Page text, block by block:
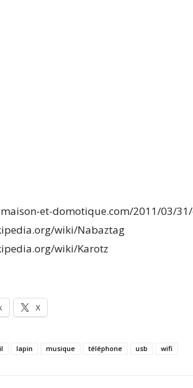
et-domotique.com/2011/03/
wiki/Nabaztag
wiki/Karotz
X
lapin musique téléphone usb wifi